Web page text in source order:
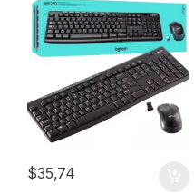
$35,74